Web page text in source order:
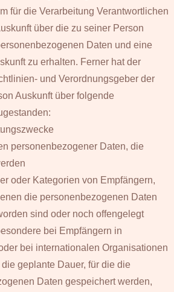
für die Verarbeitung Verantwortlichen
über die zu seiner Person
Daten und eine
zu erhalten. Ferner hat der
und Verordnungsgeber der
Auskunft über folgende
personenbezogener Daten, die
oder Kategorien von Empfängern,
die personenbezogenen Daten
sind oder noch offengelegt
bei Empfängern in
bei internationalen Organisationen
geplante Dauer, für die die
Daten gespeichert werden,